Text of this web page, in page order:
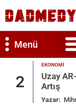
Menü
2
EKONOMI
Uzay
Artış
Yazar: